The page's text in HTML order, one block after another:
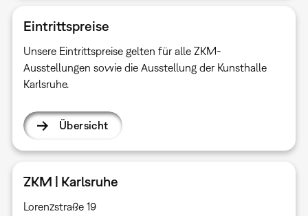
Eintrittspreise
Unsere Eintrittspreise gelten für alle ZKM-
Ausstellungen sowie die Ausstellung der Kunsthalle
Karlsruhe.
Übersicht
ZKM | Karlsruhe
Lorenzstraße 19